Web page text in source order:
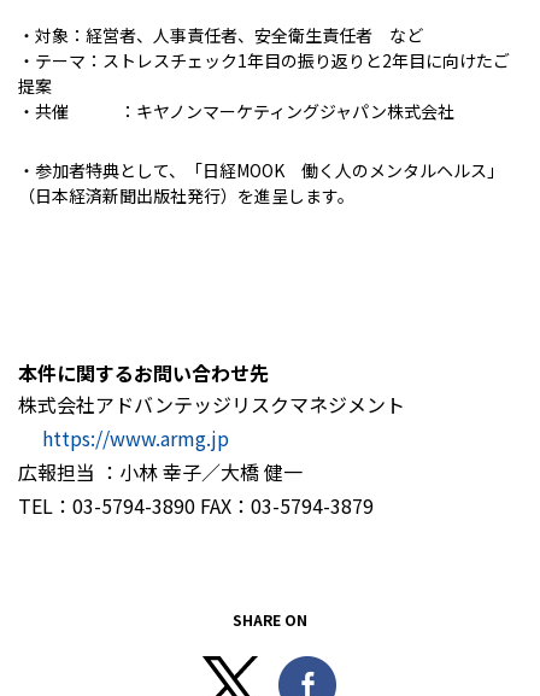
・対象：経営者、人事責任者、安全衛生責任者 など
・テーマ：ストレスチェック1年目の振り返りと2年目に向けたご
提案
・共催 ：キヤノンマーケティングジャパン株式会社
・参加者特典として、「日経MOOK 働く人のメンタルヘルス」
（日本経済新聞出版社発行）を進呈します。
本件に関するお問い合わせ先
株式会社アドバンテッジリスクマネジメント
https://www.armg.jp
広報担当 ：小林 幸子／大橋 健一
TEL：03-5794-3890 FAX：03-5794-3879
SHARE ON